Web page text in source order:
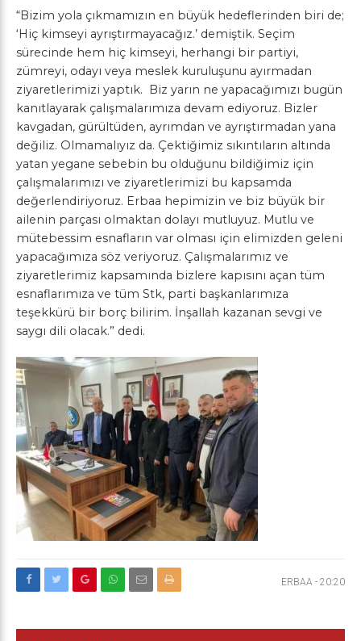
“Bizim yola çıkmamızın en büyük hedeflerinden biri de;
‘Hiç kimseyi ayrıştırmayacağız.’ demiştik. Seçim
sürecinde hem hiç kimseyi, herhangi bir partiyi,
zümreyi, odayı veya meslek kuruluşunu ayırmadan
ziyaretlerimizi yaptık. Biz yarın ne yapacağımızı bugün
kanıtlayarak çalışmalarımıza devam ediyoruz. Bizler
kavgadan, gürültüden, ayrımdan ve ayrıştırmadan yana
değiliz. Olmamalıyız da. Çektiğimiz sıkıntıların altında
yatan yegane sebebin bu olduğunu bildiğimiz için
çalışmalarımızı ve ziyaretlerimizi bu kapsamda
değerlendiriyoruz. Erbaa hepimizin ve biz büyük bir
ailenin parçası olmaktan dolayı mutluyuz. Mutlu ve
mütebessim esnafların var olması için elimizden geleni
yapacağımıza söz veriyoruz. Çalışmalarımız ve
ziyaretlerimiz kapsamında bizlere kapısını açan tüm
esnaflarımıza ve tüm Stk, parti başkanlarımıza
teşekkürü bir borç bilirim. İnşallah kazanan sevgi ve
saygı dili olacak.” dedi.
ERBAA - 20:20